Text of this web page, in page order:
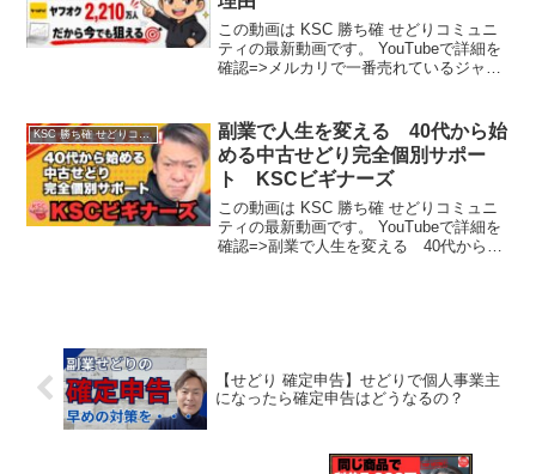
この動画は KSC 勝ち確 せどりコミュニ
ティの最新動画です。 YouTubeで詳細を
確認=>メルカリで一番売れているジャン
KSC 勝ち確 せどりコミュニティ
副業で人生を変える 40代から始
める中古せどり完全個別サポー
ト KSCビギナーズ
この動画は KSC 勝ち確 せどりコミュニ
ティの最新動画です。 YouTubeで詳細を
確認=>副業で人生を変える 40代から始
【せどり 確定申告】せどりで個人事業主
になったら確定申告はどうなるの？